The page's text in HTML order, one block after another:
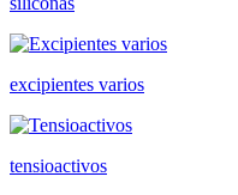
excipientes varios
tensioactivos